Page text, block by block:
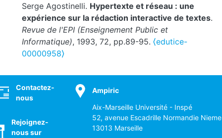
Serge Agostinelli. Hypertexte et réseau : une
expérience sur la rédaction interactive de textes.
Revue de l'EPI (Enseignement Public et
Informatique), 1993, 72, pp.89-95. ⟨edutice-
00000958⟩
Contactez-
nous
Rejoignez-
nous sur
Ampiric
Aix-Marseille Université - Inspé
52, avenue Escadrille Normandie
13013 Marseille